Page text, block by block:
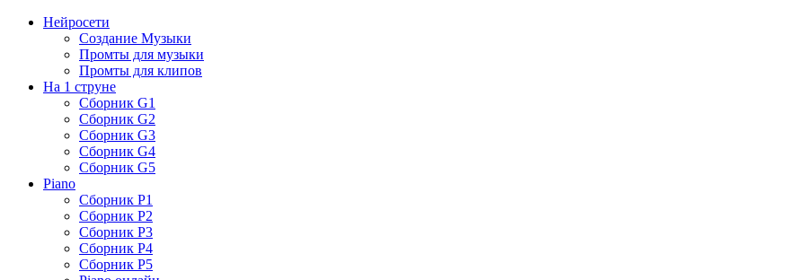
Нейросети
Создание Музыки
Промты для музыки
Промты для клипов
На 1 струне
Сборник G1
Сборник G2
Сборник G3
Сборник G4
Сборник G5
Piano
Сборник P1
Сборник P2
Сборник P3
Сборник P4
Сборник P5